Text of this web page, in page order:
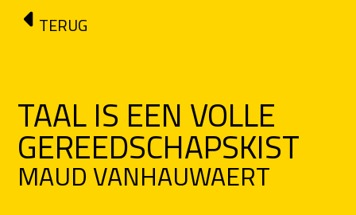
Ga naar de inhoud
TERUG
TAAL IS EEN VOLLE
GEREEDSCHAPSKIST
MAUD VANHAUWAERT